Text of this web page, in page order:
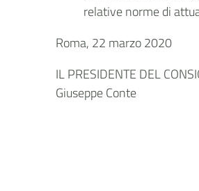
relative norme di
Roma, 22 marzo 2020
IL PRESIDENTE DEL
Giuseppe Conte